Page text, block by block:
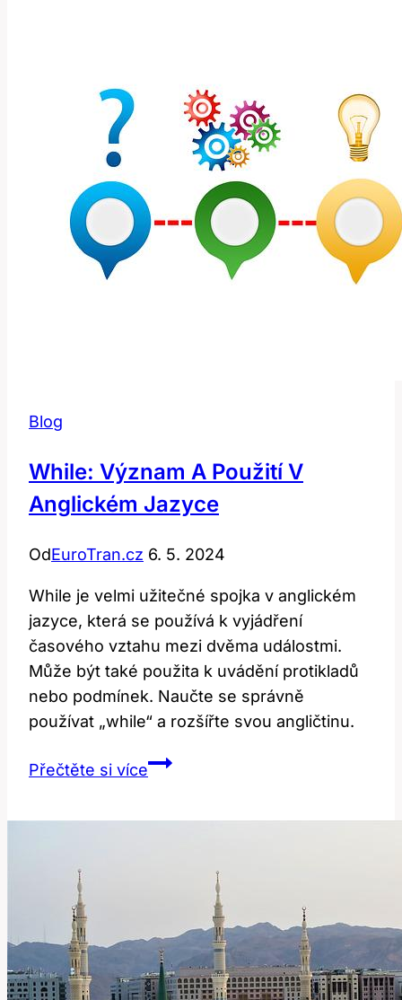
Blog
While: Význam A Použití V
Anglickém Jazyce
OdEuroTran.cz 6. 5. 2024
While je velmi užitečné spojka v anglickém
jazyce, která se používá k vyjádření
časového vztahu mezi dvěma událostmi.
Může být také použita k uvádění protikladů
nebo podmínek. Naučte se správně
používat „while“ a rozšířte svou angličtinu.
Přečtěte si víceWhile:
anglickém